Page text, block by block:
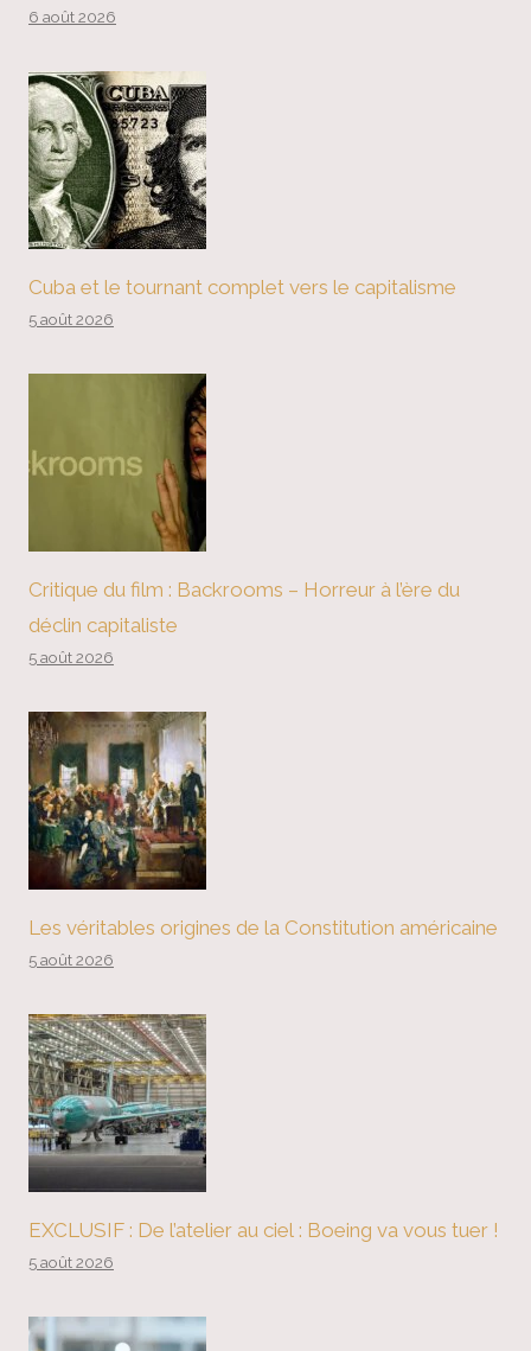
6 août 2026
Cuba et le tournant complet vers le capitalisme
5 août 2026
Critique du film : Backrooms – Horreur à l’ère du
déclin capitaliste
5 août 2026
Les véritables origines de la Constitution américaine
5 août 2026
EXCLUSIF : De l’atelier au ciel : Boeing va vous tuer !
5 août 2026